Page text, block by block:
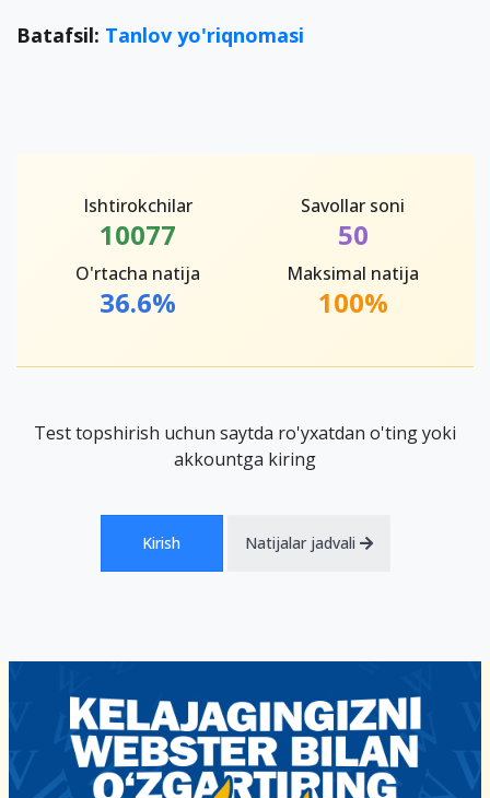
Batafsil: Tanlov yo'riqnomasi
Ishtirokchilar
10077
Savollar soni
50
O'rtacha natija
36.6%
Maksimal natija
100%
Test topshirish uchun saytda ro'yxatdan o'ting yoki
akkountga kiring
Kirish Natijalar jadvali